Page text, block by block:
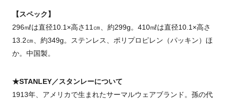
【スペック】
296㎖は直径10.1×高さ11㎝、約299g。410㎖は直径10.1×高さ
13.2㎝、約349g。ステンレス、ポリプロピレン（パッキン）ほ
か。中国製。
★STANLEY／スタンレーについて
1913年、アメリカで生まれたサーマルウェアブランド。孫の代